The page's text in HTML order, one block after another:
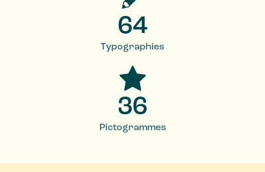
64
Typographies
36
Pictogrammes